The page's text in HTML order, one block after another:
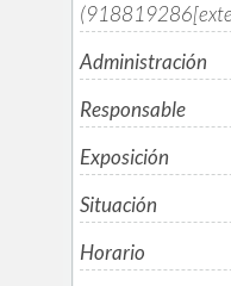
Administración
Responsable
Exposición
Situación
Horario